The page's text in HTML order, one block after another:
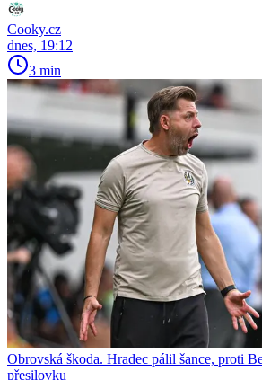
Cooky.cz
dnes, 19:12
3 min
Obrovská škoda. Hradec pálil šance, proti
přesilovku